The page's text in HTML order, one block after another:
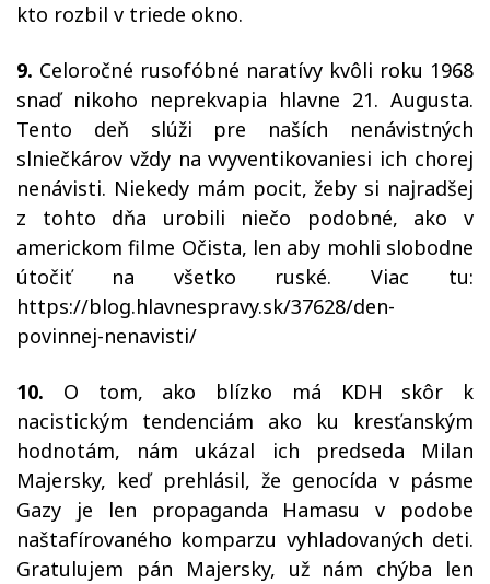
kto rozbil v triede okno.
9. Celoročné rusofóbné naratívy kvôli roku 1968
snaď nikoho neprekvapia hlavne 21. Augusta.
Tento deň slúži pre naších nenávistných
slniečkárov vždy na vvyventikovaniesi ich chorej
nenávisti. Niekedy mám pocit, žeby si najradšej
z tohto dňa urobili niečo podobné, ako v
americkom filme Očista, len aby mohli slobodne
útočiť na všetko ruské. Viac tu:
https://blog.hlavnespravy.sk/37628/den-
povinnej-nenavisti/
10. O tom, ako blízko má KDH skôr k
nacistickým tendenciám ako ku kresťanským
hodnotám, nám ukázal ich predseda Milan
Majersky, keď prehlásil, že genocída v pásme
Gazy je len propaganda Hamasu v podobe
naštafírovaného komparzu vyhladovaných deti.
Gratulujem pán Majersky, už nám chýba len